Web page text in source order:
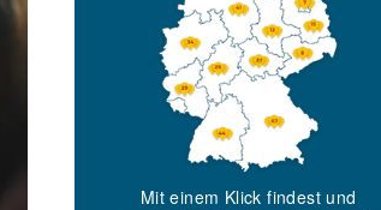
Mit einem Klick findest und